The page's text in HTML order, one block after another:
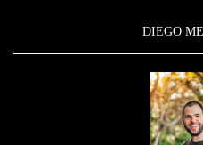
DIEGO